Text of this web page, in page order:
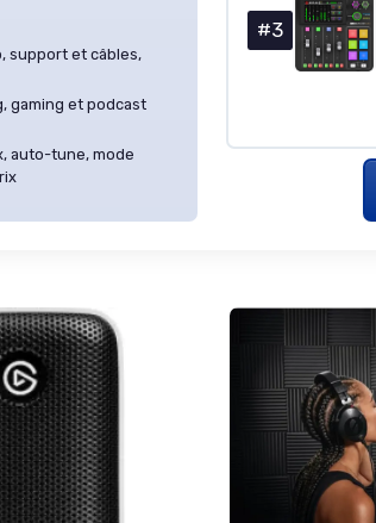
support et câbles,
gaming et podcast
auto-tune, mode
#3